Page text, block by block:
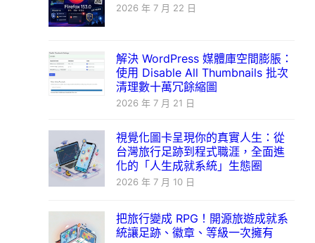
2026 年 7 月 22 日
解決 WordPress 媒體庫空間膨脹：
使用 Disable All Thumbnails 批次
清理數十萬冗餘縮圖
2026 年 7 月 21 日
視覺化圖卡呈現你的真實人生：從
台灣旅行足跡到程式職涯，全面進
化的「人生成就系統」生態圈
2026 年 7 月 10 日
把旅行變成 RPG！開源旅遊成就系
統讓足跡、徽章、等級一次擁有